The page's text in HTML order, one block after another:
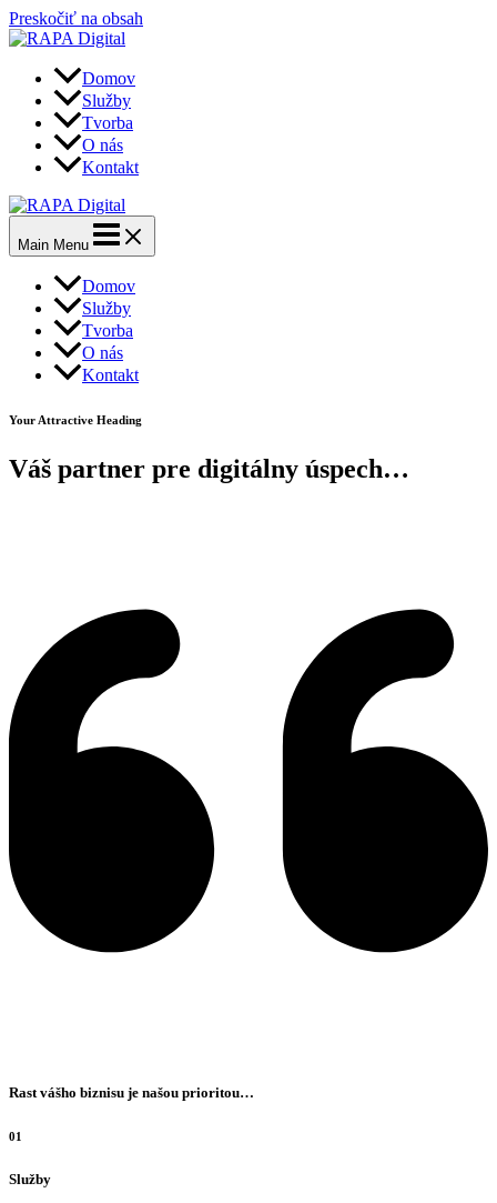
Preskočiť na obsah
Domov
Služby
Tvorba
O nás
Kontakt
Main Menu
Domov
Služby
Tvorba
O nás
Kontakt
Your Attractive Heading
Váš partner pre digitálny úspech…
Rast vášho biznisu je našou prioritou…
01
Služby